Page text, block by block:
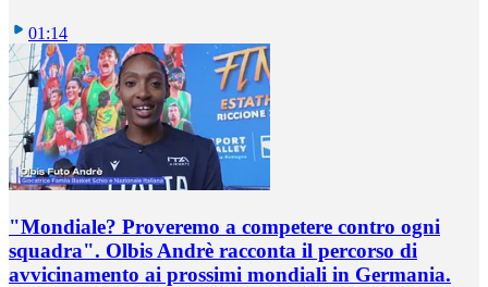
01:14
"Mondiale? Proveremo a competere contro ogni
squadra". Olbis Andrè racconta il percorso di
avvicinamento ai prossimi mondiali in Germania.